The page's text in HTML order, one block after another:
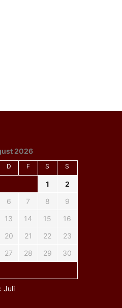
2026
D F S S
1
2
6 7 8
9
13 14 15
16
20 21 22
23
27 28 29
30
Juli